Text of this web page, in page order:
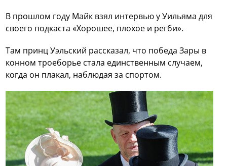
В прошлом году Майк взял интервью у Уильяма для
своего подкаста «Хорошее, плохое и регби».
Там принц Уэльский рассказал, что победа Зары в
конном троеборье стала единственным случаем,
когда он плакал, наблюдая за спортом.